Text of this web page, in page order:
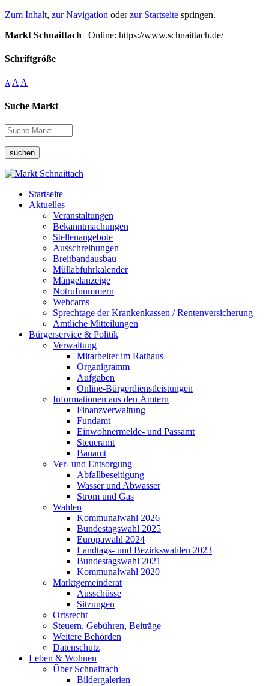
Zum Inhalt, zur Navigation oderzur Startseite springen.
Markt Schnaittach | Online: https://www.schnaittach.de/
Schriftgröße
A A A
Suche Markt
suchen
Startseite
Aktuelles
Veranstaltungen
Bekanntmachungen
Stellenangebote
Ausschreibungen
Breitbandausbau
Müllabfuhrkalender
Mängelanzeige
Notrufnummern
Webcams
Sprechtage der Krankenkassen / Rentenversicherung
Amtliche Mitteilungen
Bürgerservice & Politik
Verwaltung
Mitarbeiter im Rathaus
Organigramm
Aufgaben
Online-Bürgerdienstleistungen
Informationen aus den Ämtern
Finanzverwaltung
Fundamt
Einwohnermelde- und Passamt
Steueramt
Bauamt
Ver- und Entsorgung
Abfallbeseitigung
Wasser und Abwasser
Strom und Gas
Wahlen
Kommunalwahl 2026
Bundestagswahl 2025
Europawahl 2024
Landtags- und Bezirkswahlen 2023
Bundestagswahl 2021
Kommunalwahl 2020
Marktgemeinderat
Ausschüsse
Sitzungen
Ortsrecht
Steuern, Gebühren, Beiträge
Weitere Behörden
Datenschutz
Leben & Wohnen
Über Schnaittach
Bildergalerien